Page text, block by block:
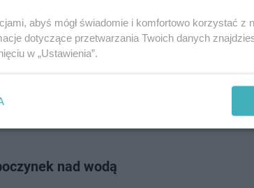
w ręce, albo przed telewizorem i tracić czas
czy uczą się tańczyć, śpiewać czy recytować. W Nowym
nad wodą
abyś mógł świadomie i komfortowo korzystać z
dotyczące przetwarzania Twoich danych
w „Ustawienia”.